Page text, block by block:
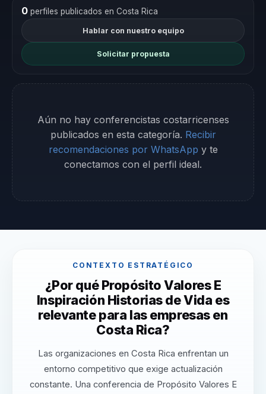
0perfiles publicados en Costa Rica
Hablar con nuestro equipo
Solicitar propuesta
Aún no hay conferencistas costarricenses
publicados en esta categoría. Recibir
recomendaciones por WhatsApp y te
conectamos con el perfil ideal.
CONTEXTO ESTRATÉGICO
¿Por qué Propósito Valores E
Inspiración Historias de Vida es
relevante para las empresas en
Costa Rica?
Las organizaciones en Costa Rica enfrentan un
entorno competitivo que exige actualización
constante. Una conferencia de Propósito Valores E